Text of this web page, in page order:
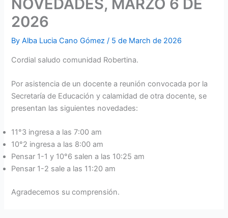
NOVEDADES, MARZO 6 DE
2026
ByAlba Lucia Cano Gómez/ 5 de March de 2026
Cordial saludo comunidad Robertina.
Por asistencia de un docente a reunión convocada por la
Secretaría de Educación y calamidad de otra docente, se
presentan las siguientes novedades:
11°3 ingresa a las 7:00 am
10°2 ingresa a las 8:00 am
Pensar 1-1 y 10°6 salen a las 10:25 am
Pensar 1-2 sale a las 11:20 am
Agradecemos su comprensión.